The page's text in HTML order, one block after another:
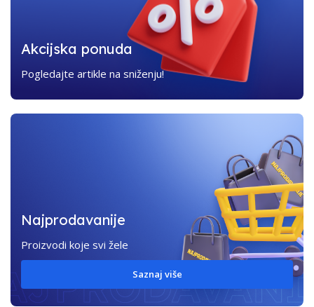
Akcijska ponuda
Pogledajte artikle na sniženju!
Najprodavanije
Proizvodi koje svi žele
Saznaj više